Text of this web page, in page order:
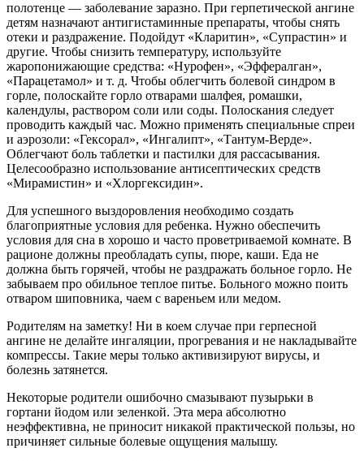
полотенце — заболевание заразно. При герпетической ангине
детям назначают антигистаминные препараты, чтобы снять
отеки и раздражение. Подойдут «Кларитин», «Супрастин» и
другие. Чтобы снизить температуру, используйте
жаропонижающие средства: «Нурофен», «Эффералган»,
«Парацетамол» и т. д. Чтобы облегчить болевой синдром в
горле, полоскайте горло отварами шалфея, ромашки,
календулы, раствором соли или соды. Полоскания следует
проводить каждый час. Можно применять специальные спреи
и аэрозоли: «Гексорал», «Ингалипт», «Тантум-Верде».
Облегчают боль таблетки и пастилки для рассасывания.
Целесообразно использование антисептических средств
«Мирамистин» и «Хлоргексидин».
Для успешного выздоровления необходимо создать
благоприятные условия для ребенка. Нужно обеспечить
условия для сна в хорошо и часто проветриваемой комнате. В
рационе должны преобладать супы, пюре, каши. Еда не
должна быть горячей, чтобы не раздражать больное горло. Не
забываем про обильное теплое питье. Больного можно поить
отваром шиповника, чаем с вареньем или медом.
Родителям на заметку! Ни в коем случае при герпесной
ангине не делайте ингаляции, прогревания и не накладывайте
компрессы. Такие меры только активизируют вирусы, и
болезнь затянется.
Некоторые родители ошибочно смазывают пузырьки в
гортани йодом или зеленкой. Эта мера абсолютно
неэффективна, не приносит никакой практической пользы, но
причиняет сильные болевые ощущения малышу.